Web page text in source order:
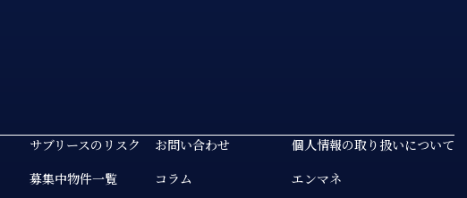
サブリースのリスク
募集中物件一覧
お問い合わせ
コラム
個人情報の取り扱いについて
エンマネ